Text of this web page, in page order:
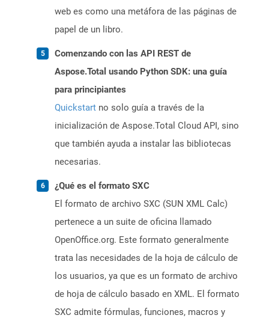
web es como una metáfora de las páginas de
papel de un libro.
Comenzando con las API REST de
Aspose.Total usando Python SDK: una guía
para principiantes
Quickstart no solo guía a través de la
inicialización de Aspose.Total Cloud API, sino
que también ayuda a instalar las bibliotecas
necesarias.
¿Qué es el formato SXC
El formato de archivo SXC (SUN XML Calc)
pertenece a un suite de oficina llamado
OpenOffice.org. Este formato generalmente
trata las necesidades de la hoja de cálculo de
los usuarios, ya que es un formato de archivo
de hoja de cálculo basado en XML. El formato
SXC admite fórmulas, funciones, macros y